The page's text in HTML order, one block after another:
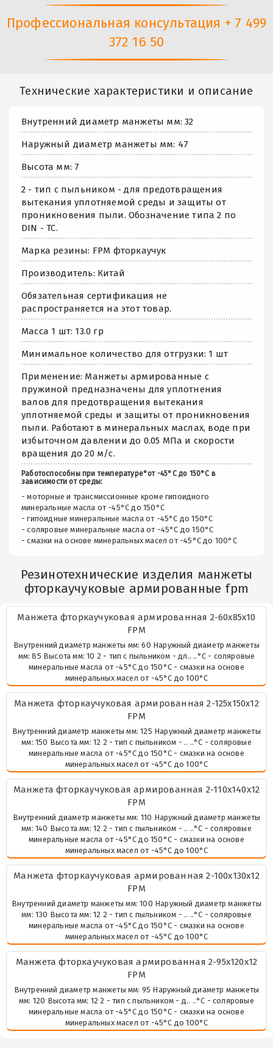
Профессиональная консультация + 7 499
372 16 50
Технические характеристики и описание
Внутренний диаметр манжеты мм: 32
Наружный диаметр манжеты мм: 47
Высота мм: 7
2 - тип с пыльником - для предотвращения
вытекания уплотняемой среды и защиты от
проникновения пыли. Обозначение типа 2 по
DIN - TC.
Марка резины: FPM фторкаучук
Производитель: Китай
Обязательная сертификация не
распространяется на этот товар.
Масса 1 шт: 13.0 гр
Минимальное количество для отгрузки: 1 шт
Применение: Манжеты армированные с
пружиной предназначены для уплотнения
валов для предотвращения вытекания
уплотняемой среды и защиты от проникновения
пыли. Работают в минеральных маслах, воде при
избыточном давлении до 0.05 МПа и скорости
вращения до 20 м/с.
Работоспособны при температуре°от -45°С до 150°С в
зависимости от среды:
- моторные и трансмиссионные кроме гипоидного
минеральные масла от -45°С до 150°С
- гипоидные минеральные масла от -45°С до 150°С
- соляровые минеральные масла от -45°С до 150°С
- смазки на основе минеральных масел от -45°С до 100°С
Резинотехнические изделия манжеты
фторкаучуковые армированные fpm
Манжета фторкаучуковая армированная 2-60х85х10
FPM
Внутренний диаметр манжеты мм: 60 Наружный диаметр манжеты
мм: 85 Высота мм: 10 2 - тип с пыльником - дл.. ..°С - соляровые
минеральные масла от -45°С до 150°С - смазки на основе
минеральных масел от -45°С до 100°С
Манжета фторкаучуковая армированная 2-125х150х12
FPM
Внутренний диаметр манжеты мм: 125 Наружный диаметр манжеты
мм: 150 Высота мм: 12 2 - тип с пыльником - .. ..°С - соляровые
минеральные масла от -45°С до 150°С - смазки на основе
минеральных масел от -45°С до 100°С
Манжета фторкаучуковая армированная 2-110х140х12
FPM
Внутренний диаметр манжеты мм: 110 Наружный диаметр манжеты
мм: 140 Высота мм: 12 2 - тип с пыльником - .. ..°С - соляровые
минеральные масла от -45°С до 150°С - смазки на основе
минеральных масел от -45°С до 100°С
Манжета фторкаучуковая армированная 2-100х130х12
FPM
Внутренний диаметр манжеты мм: 100 Наружный диаметр манжеты
мм: 130 Высота мм: 12 2 - тип с пыльником - .. ..°С - соляровые
минеральные масла от -45°С до 150°С - смазки на основе
минеральных масел от -45°С до 100°С
Манжета фторкаучуковая армированная 2-95х120х12
FPM
Внутренний диаметр манжеты мм: 95 Наружный диаметр манжеты
мм: 120 Высота мм: 12 2 - тип с пыльником - д.. ..°С - соляровые
минеральные масла от -45°С до 150°С - смазки на основе
минеральных масел от -45°С до 100°С